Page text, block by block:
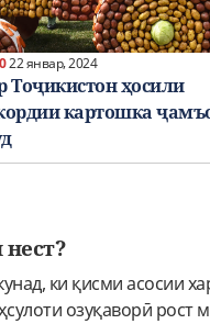
22 январ, 2024
Тоҷикистон ҳосили
картошка
ки қисми асосии
озуқаворӣ рост